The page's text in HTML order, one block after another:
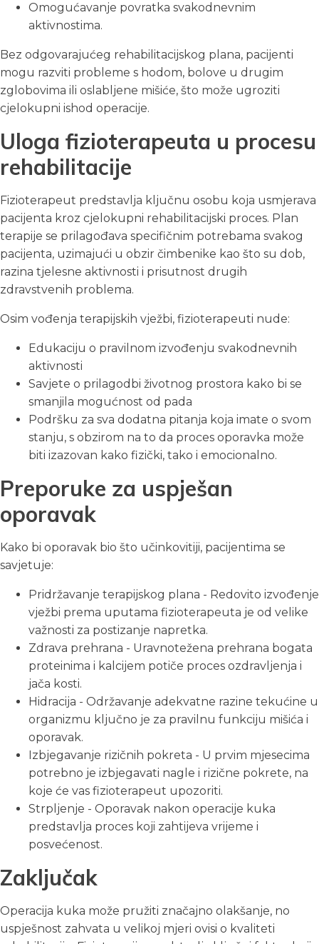
Omogućavanje povratka svakodnevnim
aktivnostima.
Bez odgovarajućeg rehabilitacijskog plana, pacijenti
mogu razviti probleme s hodom, bolove u drugim
zglobovima ili oslabljene mišiće, što može ugroziti
cjelokupni ishod operacije.
Uloga fizioterapeuta u procesu
rehabilitacije
Fizioterapeut predstavlja ključnu osobu koja usmjerava
pacijenta kroz cjelokupni rehabilitacijski proces. Plan
terapije se prilagođava specifičnim potrebama svakog
pacijenta, uzimajući u obzir čimbenike kao što su dob,
razina tjelesne aktivnosti i prisutnost drugih
zdravstvenih problema.
Osim vođenja terapijskih vježbi, fizioterapeuti nude:
Edukaciju o pravilnom izvođenju svakodnevnih
aktivnosti
Savjete o prilagodbi životnog prostora kako bi se
smanjila mogućnost od pada
Podršku za sva dodatna pitanja koja imate o svom
stanju, s obzirom na to da proces oporavka može
biti izazovan kako fizički, tako i emocionalno.
Preporuke za uspješan
oporavak
Kako bi oporavak bio što učinkovitiji, pacijentima se
savjetuje:
Pridržavanje terapijskog plana - Redovito izvođenje
vježbi prema uputama fizioterapeuta je od velike
važnosti za postizanje napretka.
Zdrava prehrana - Uravnotežena prehrana bogata
proteinima i kalcijem potiče proces ozdravljenja i
jača kosti.
Hidracija - Održavanje adekvatne razine tekućine u
organizmu ključno je za pravilnu funkciju mišića i
oporavak.
Izbjegavanje rizičnih pokreta - U prvim mjesecima
potrebno je izbjegavati nagle i rizične pokrete, na
koje će vas fizioterapeut upozoriti.
Strpljenje - Oporavak nakon operacije kuka
predstavlja proces koji zahtijeva vrijeme i
posvećenost.
Zaključak
Operacija kuka može pružiti značajno olakšanje, no
uspješnost zahvata u velikoj mjeri ovisi o kvaliteti